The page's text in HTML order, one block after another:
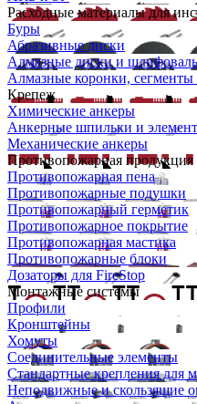
Расходные материалы для
Буры
Абразивные диски
Алмазные диски и
Алмазные коронки, сегменты
Крепеж
Химические анкеры
Анкерные шпильки и
Механические анкеры
Противопожарная продукция
Противопожарная пена
Противопожарные подушки
Противопожарный герметик
Противопожарное покрытие
Противопожарная мастика
Противопожарные блоки
Дозаторы для FireStop
Монтажные системы
Профили
Кронштейны
Хомуты
Соединительные элементы
Стандартные крепления для
Неподвижные и скользящие